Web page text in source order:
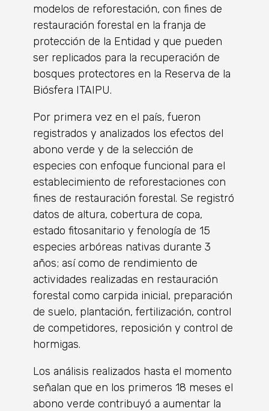
modelos de reforestación, con fines de
restauración forestal en la franja de
protección de la Entidad y que pueden
ser replicados para la recuperación de
bosques protectores en la Reserva de la
Biósfera ITAIPU.
Por primera vez en el país, fueron
registrados y analizados los efectos del
abono verde y de la selección de
especies con enfoque funcional para el
establecimiento de reforestaciones con
fines de restauración forestal. Se registró
datos de altura, cobertura de copa,
estado fitosanitario y fenología de 15
especies arbóreas nativas durante 3
años; así como de rendimiento de
actividades realizadas en restauración
forestal como carpida inicial, preparación
de suelo, plantación, fertilización, control
de competidores, reposición y control de
hormigas.
Los análisis realizados hasta el momento
señalan que en los primeros 18 meses el
abono verde contribuyó a aumentar la